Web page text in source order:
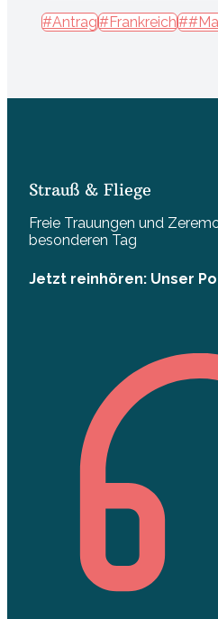
#Antrag#Frankreich
Strauß & Fliege
Freie Trauungen und
besonderen Tag
Jetzt reinhören: Unser